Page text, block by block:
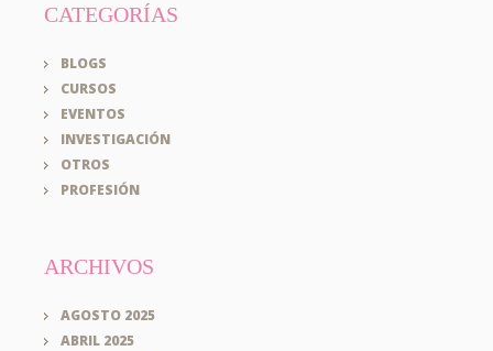
CATEGORÍAS
BLOGS
CURSOS
EVENTOS
INVESTIGACIÓN
OTROS
PROFESIÓN
ARCHIVOS
AGOSTO 2025
ABRIL 2025